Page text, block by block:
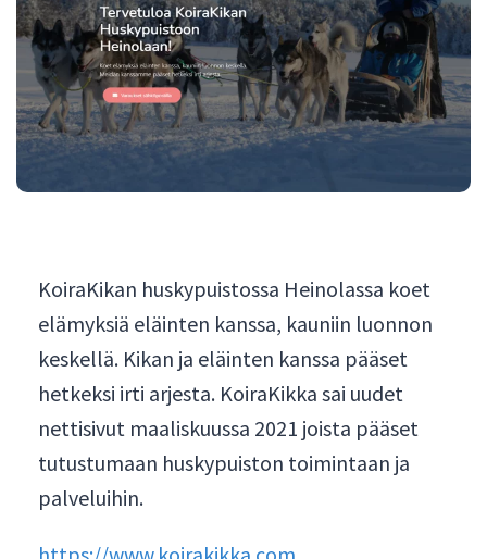
KoiraKikan huskypuistossa Heinolassa koet
elämyksiä eläinten kanssa, kauniin luonnon
keskellä. Kikan ja eläinten kanssa pääset
hetkeksi irti arjesta. KoiraKikka sai uudet
nettisivut maaliskuussa 2021 joista pääset
tutustumaan huskypuiston toimintaan ja
palveluihin.